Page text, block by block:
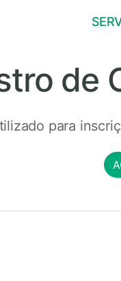
de
para